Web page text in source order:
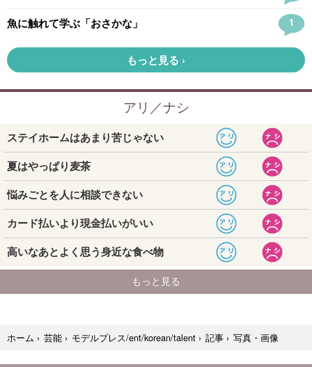
ホーム › 芸能 › モデルプレス/ent/korean/talent › 記事 › 写真・画像